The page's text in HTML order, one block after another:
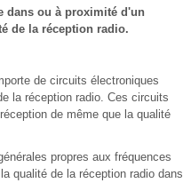
dans ou à proximité d'un
de la réception radio.
de circuits électroniques
la réception radio. Ces circuits
de même que la qualité
propres aux fréquences
qualité de la réception radio dans